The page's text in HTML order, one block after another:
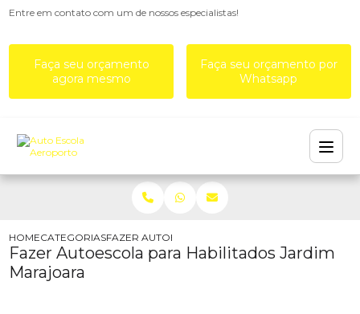
Entre em contato com um de nossos especialistas!
Faça seu orçamento
agora mesmo
Faça seu orçamento por
Whatsapp
HOMECATEGORIASFAZER AUTOESCOLA PARA HABILITADOS JARDIM
Fazer Autoescola para Habilitados Jardim
Marajoara